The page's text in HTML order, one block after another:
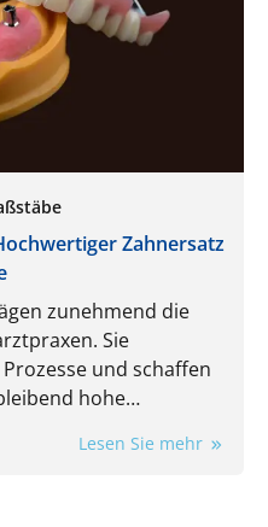
Zahnersatz
zunehmend die
Sie
und schaffen
hohe
der Datenerfassung
Lesen Sie mehr